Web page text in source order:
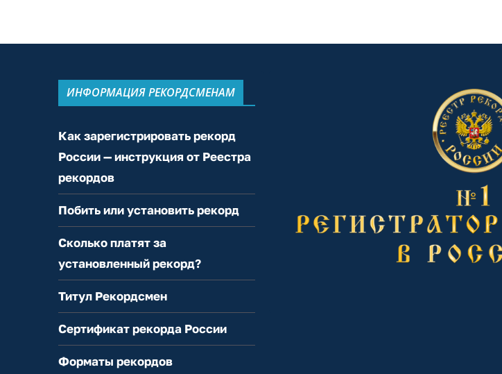
ИНФОРМАЦИЯ РЕКОРДСМЕНАМ
Как зарегистрировать рекорд
России — инструкция от Реестра
рекордов
Побить или установить рекорд
Сколько платят за
установленный рекорд?
Титул Рекордсмен
Сертификат рекорда России
Форматы рекордов